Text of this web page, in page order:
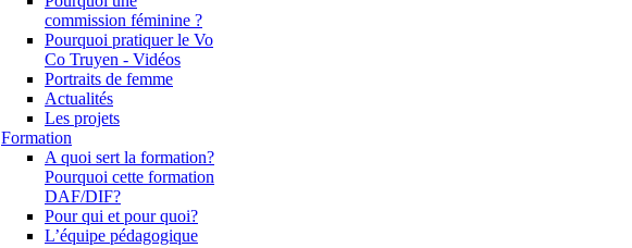
commission féminine ?
Pourquoi pratiquer le Vo
Co Truyen - Vidéos
Portraits de femme
Actualités
Les projets
Formation
A quoi sert la formation?
Pourquoi cette formation
DAF/DIF?
Pour qui et pour quoi?
L’équipe pédagogique